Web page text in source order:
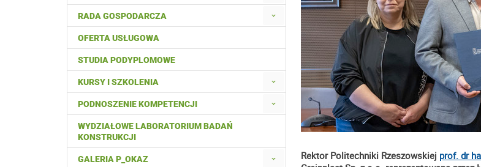
RADA GOSPODARCZA
OFERTA USŁUGOWA
STUDIA PODYPLOMOWE
KURSY I SZKOLENIA
PODNOSZENIE KOMPETENCJI
WYDZIAŁOWE LABORATORIUM BADAŃ
KONSTRUKCJI
GALERIA P_OKAZ Rektor Politechniki Rzeszowskiej prof. dr